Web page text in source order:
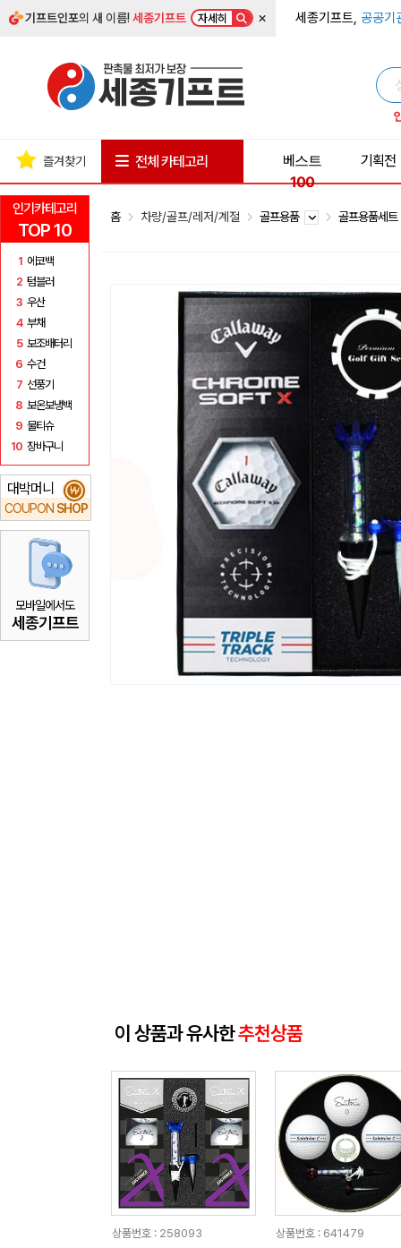
기프트인포의 새 이름!세종기프트 자세히 × 세종기프트, 공공기
인기카테고리
TOP 10
1 에코백
2 텀블러
3 우산
4 부채
5 보조배터리
6 수건
7 선풍기
8 보온보냉백
9 물티슈
10 장바구니
대박머니
COUPON SHOP
₩
모바일에서도
세종기프트
즐겨찾기 전체 카테고리
베스트
100
기획전
홈 차량/골프/레저/계절 골프용품 골프용품세
이 상품과 유사한추천상품
상품번호 : 258093
상품번호 : 641479